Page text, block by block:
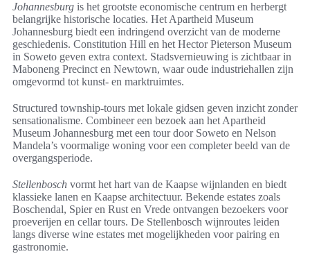
Johannesburg is het grootste economische centrum en herbergt
belangrijke historische locaties. Het Apartheid Museum
Johannesburg biedt een indringend overzicht van de moderne
geschiedenis. Constitution Hill en het Hector Pieterson Museum
in Soweto geven extra context. Stadsvernieuwing is zichtbaar in
Maboneng Precinct en Newtown, waar oude industriehallen zijn
omgevormd tot kunst- en marktruimtes.
Structured township-tours met lokale gidsen geven inzicht zonder
sensationalisme. Combineer een bezoek aan het Apartheid
Museum Johannesburg met een tour door Soweto en Nelson
Mandela’s voormalige woning voor een completer beeld van de
overgangsperiode.
Stellenbosch vormt het hart van de Kaapse wijnlanden en biedt
klassieke lanen en Kaapse architectuur. Bekende estates zoals
Boschendal, Spier en Rust en Vrede ontvangen bezoekers voor
proeverijen en cellar tours. De Stellenbosch wijnroutes leiden
langs diverse wine estates met mogelijkheden voor pairing en
gastronomie.